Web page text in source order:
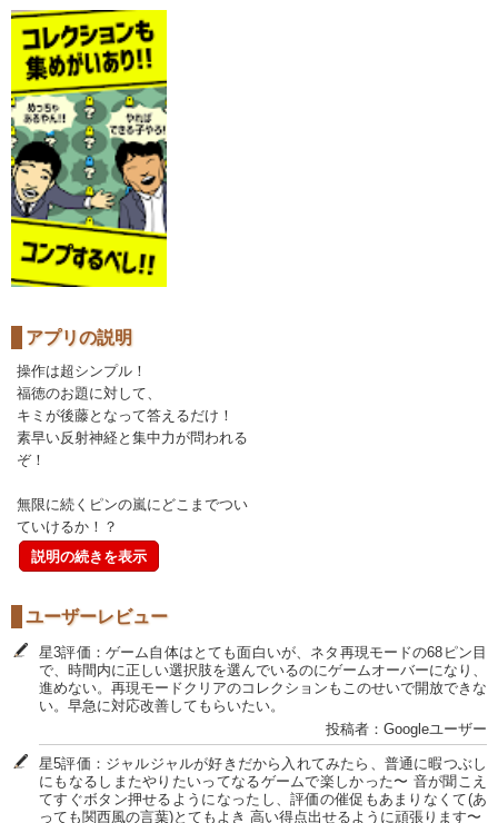
アプリの説明
操作は超シンプル！
福徳のお題に対して、
キミが後藤となって答えるだけ！
素早い反射神経と集中力が問われる
ぞ！
無限に続くピンの嵐にどこまでつい
ていけるか！？
説明の続きを表示
ユーザーレビュー
星3評価：ゲーム自体はとても面白いが、ネタ再現モードの68ピン目
で、時間内に正しい選択肢を選んでいるのにゲームオーバーになり、
進めない。再現モードクリアのコレクションもこのせいで開放できな
い。早急に対応改善してもらいたい。
投稿者：Googleユーザー
星5評価：ジャルジャルが好きだから入れてみたら、普通に暇つぶし
にもなるしまたやりたいってなるゲームで楽しかった〜 音が聞こえ
てすぐボタン押せるようになったし、評価の催促もあまりなくて(あ
っても関西風の言葉)とてもよき 高い得点出せるように頑張ります〜